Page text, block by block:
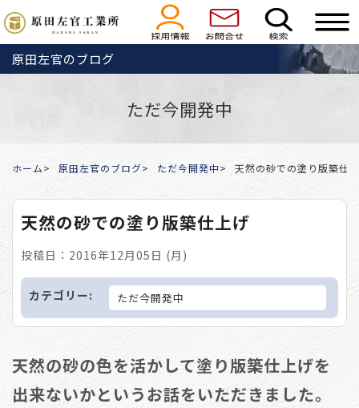
原田左官のブログ
ただ今開発中
ホーム 原田左官のブログ ただ今開発中 天然の砂での塗り版築仕
天然の砂での塗り版築仕上げ
投稿日：2016年12月05日 (月)
カテゴリー: ただ今開発中
天然の砂の色を活かして塗り版築仕上げを
出来ないかというお話をいただきました。